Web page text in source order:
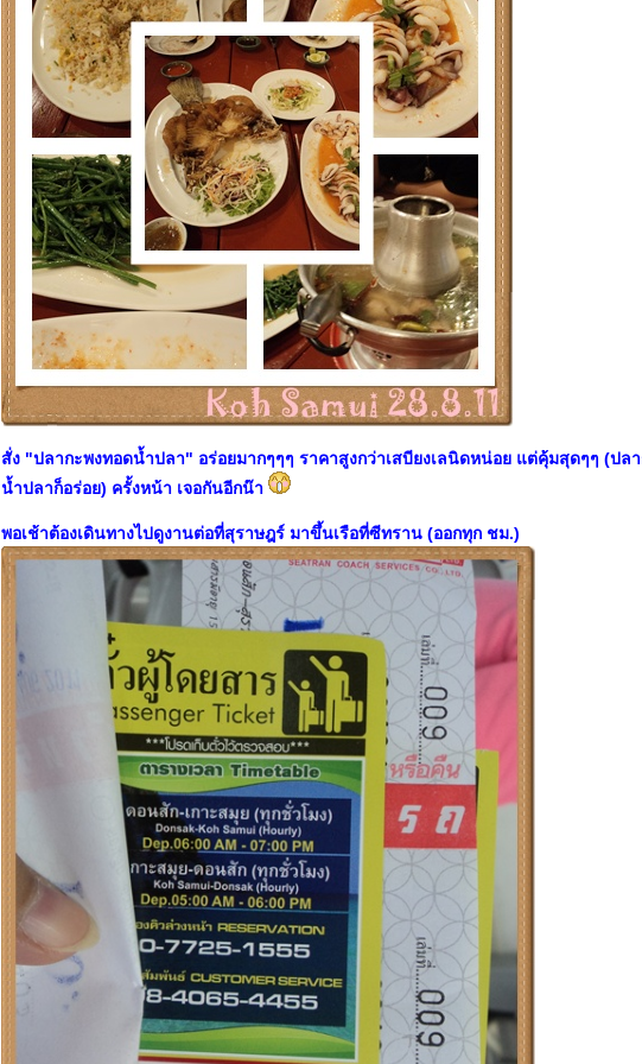
สั่ง "ปลากะพงทอดน้ำปลา" อร่อยมากๆๆๆ ราคาสูงกว่าเสบียงเลนิดหน่อย แต่คุ้มสุดๆๆ (ปล
น้ำปลาก็อร่อย) ครั้งหน้า เจอกันอีกน๊า
พอเช้าต้องเดินทางไปดูงานต่อที่สุราษฎร์ มาขึ้นเรือที่ซีทราน (ออกทุก ชม.)